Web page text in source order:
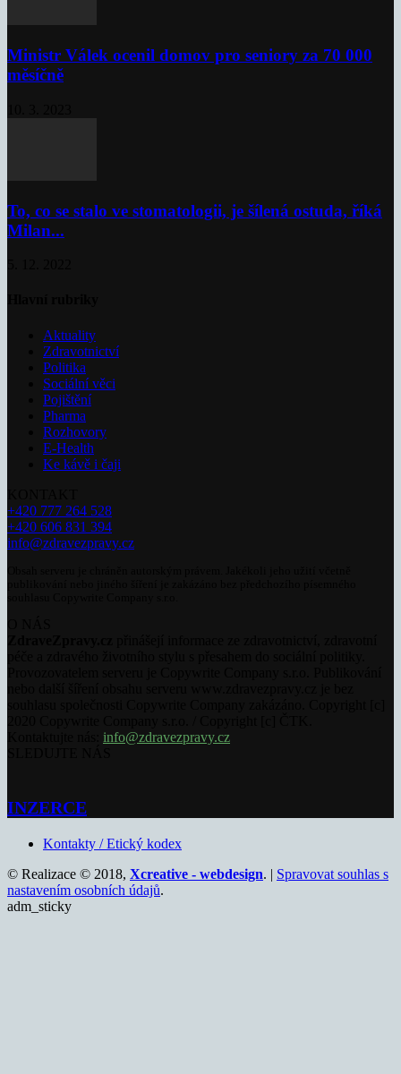
Ministr Válek ocenil domov pro seniory za 70 000
měsíčně
To, co se stalo ve stomatologii, je šílená ostuda, říká
Milan...
Aktuality
Zdravotnictví
Politika
Sociální věci
Pojištění
Pharma
Rozhovory
E-Health
Ke kávě i čaji
+420 777 264 528
+420 606 831 394
info@zdravezpravy.cz
info@zdravezpravy.cz
INZERCE
Kontakty / Etický kodex
© Realizace © 2018, Xcreative - webdesign. | Spravovat souhlas s
nastavením osobních údajů.
adm_sticky